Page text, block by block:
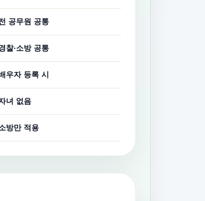
공무원 공통
찰·소방 공통
우자 등록 시
녀 없음
방만 적용